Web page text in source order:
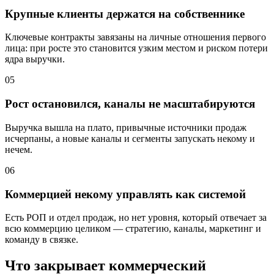
Крупные клиенты держатся на собственнике
Ключевые контракты завязаны на личные отношения первого
лица: при росте это становится узким местом и риском потери
ядра выручки.
05
Рост остановился, каналы не масштабируются
Выручка вышла на плато, привычные источники продаж
исчерпаны, а новые каналы и сегменты запускать некому и
нечем.
06
Коммерцией некому управлять как системой
Есть РОП и отдел продаж, но нет уровня, который отвечает за
всю коммерцию целиком — стратегию, каналы, маркетинг и
команду в связке.
Что закрывает коммерческий